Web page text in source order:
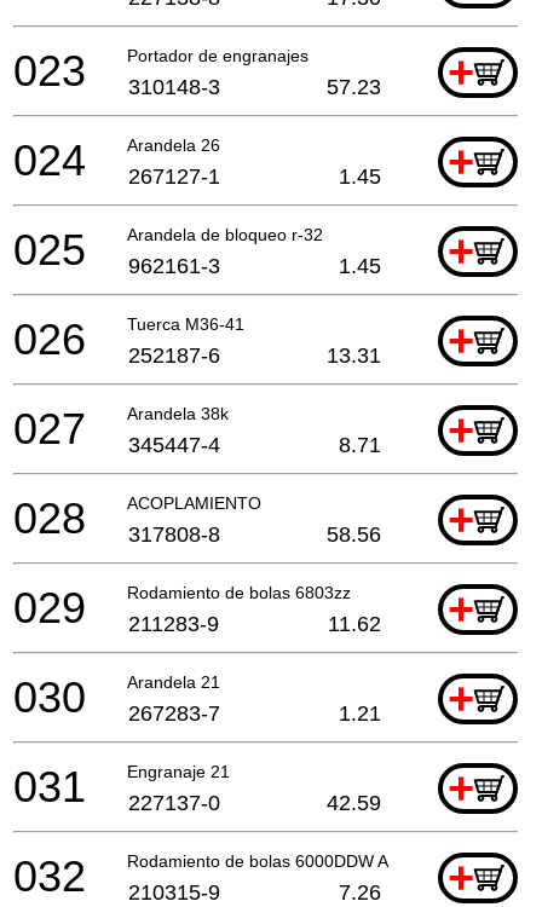
Portador de engranajes +
023 310148-3 57.23
Arandela 26 +
024 267127-1 1.45
Arandela de bloqueo r-32 +
025 962161-3 1.45
Tuerca M36-41 +
026 252187-6 13.31
Arandela 38k +
027 345447-4 8.71
ACOPLAMIENTO +
028 317808-8 58.56
Rodamiento de bolas 6803zz +
029 211283-9 11.62
Arandela 21 +
030 267283-7 1.21
Engranaje 21 +
031 227137-0 42.59
Rodamiento de bolas 6000DDW A +
032 210315-9 7.26